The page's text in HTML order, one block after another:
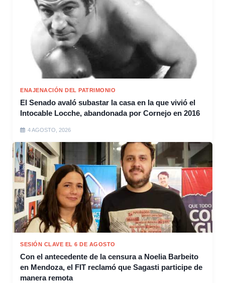
ENAJENACIÓN DEL PATRIMONIO
El Senado avaló subastar la casa en la que vivió el
Intocable Locche, abandonada por Cornejo en 2016
4 AGOSTO, 2026
SESIÓN CLAVE EL 6 DE AGOSTO
Con el antecedente de la censura a Noelia Barbeito
en Mendoza, el FIT reclamó que Sagasti participe de
manera remota